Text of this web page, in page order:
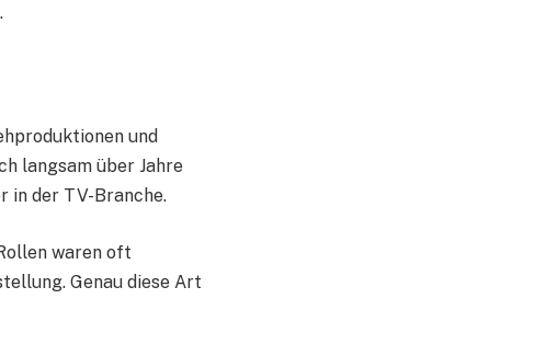
und
langsam über Jahre
in der TV-Branche.
waren oft
Genau diese Art